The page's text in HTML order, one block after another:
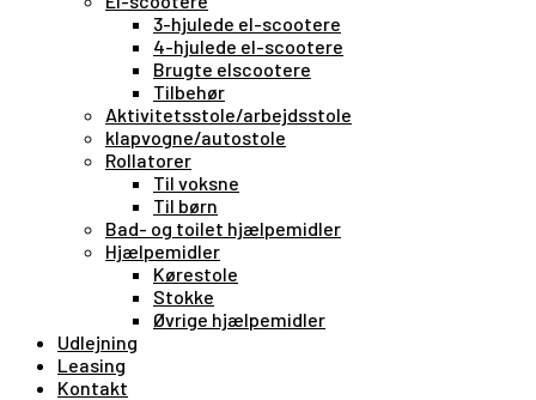
3-hjulede el-scootere
4-hjulede el-scootere
Brugte elscootere
Tilbehør
Aktivitetsstole/arbejdsstole
klapvogne/autostole
Rollatorer
Til voksne
Til børn
Bad- og toilet hjælpemidler
Hjælpemidler
Kørestole
Stokke
Øvrige hjælpemidler
Udlejning
Leasing
Kontakt